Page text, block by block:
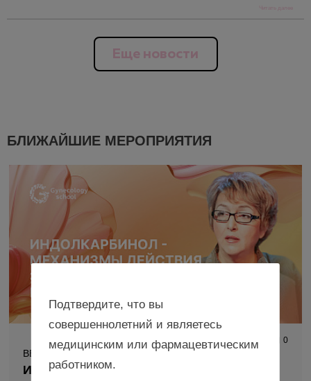
Читать далее
Еще новости
БЛИЖАЙШИЕ МЕРОПРИЯТИЯ
1 149 0
ВЕБИНАР
Индолкарбинол – механизмы действия,
Подтвердите, что вы
совершеннолетний и являетесь
медицинским или фармацевтическим
работником.